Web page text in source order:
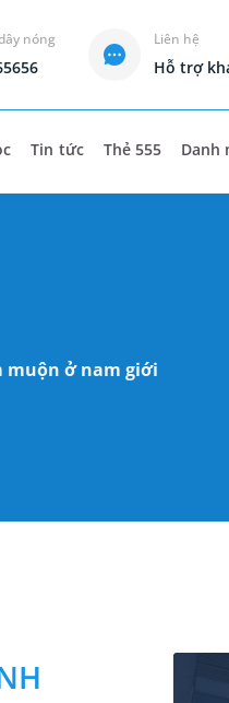
nóng Liên hệ
Hỗ trợ
Tin tức Thẻ 555 Danh
muộn ở nam giới